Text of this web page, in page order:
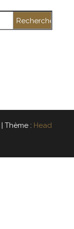
| Thème : Head